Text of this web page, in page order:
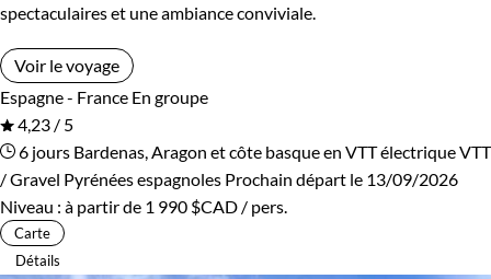
spectaculaires et une ambiance conviviale.
Voir le voyage
Espagne - France En groupe
4,23 / 5
6 jours Bardenas, Aragon et côte basque en VTT électriqueVTT
/ Gravel Pyrénées espagnoles Prochain départ le 13/09/2026
Niveau : à partir de 1 990 $CAD / pers.
Carte
Détails